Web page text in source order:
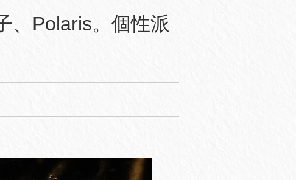
、Polaris。個性派